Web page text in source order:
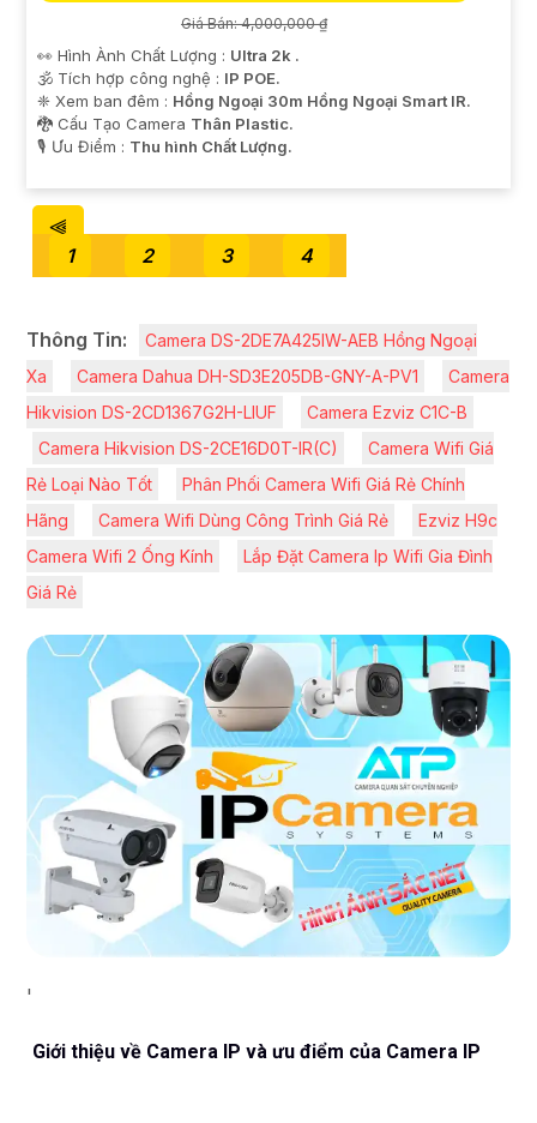
về việc lắp đặt Camera IP Hình Sát Nét. Nếu cần thêm
thông tin hay có bất kỳ câu hỏi nào khác, bạn hãy
thoải mái hỏi để được tư vấn chi tiết hơn nhé!
Giá Bán: 4,000,000 ₫
👀 Hình Ành Chất Lượng : Ultra 2k .
🕉️ Tích hợp công nghệ : IP POE.
❈ Xem ban đêm : Hồng Ngoại 30m Hồng Ngoại Smart IR.
🐉️ Cấu Tạo Camera Thân Plastic.
️🎙 Ưu Điểm : Thu hình Chất Lượng.
⫷
1
2 3 4
Thông Tin:
Camera DS-2DE7A425IW-AEB Hồng Ngoại
Xa
Camera Dahua DH-SD3E205DB-GNY-A-PV1
Camera
Hikvision DS-2CD1367G2H-LIUF
Camera Ezviz C1C-B
Camera Hikvision DS-2CE16D0T-IR(C)
Camera Wifi Giá
Rẻ Loại Nào Tốt
Phân Phối Camera Wifi Giá Rẻ Chính
Hãng
Camera Wifi Dùng Công Trình Giá Rẻ
Ezviz H9c
Camera Wifi 2 Ống Kính
Lắp Đặt Camera Ip Wifi Gia Đình
Giá Rẻ
'
Giới thiệu về Camera IP và ưu điểm của Camera IP